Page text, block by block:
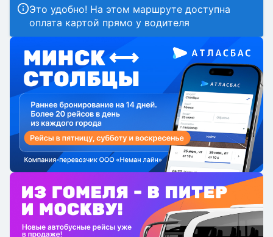
Это удобно! На этом маршруте доступна
оплата картой прямо у водителя